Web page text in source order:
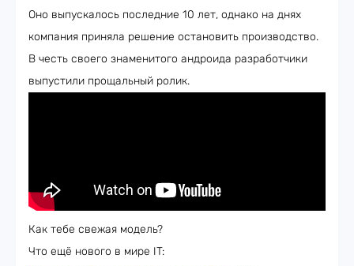
Оно выпускалось последние 10 лет, однако на днях
компания приняла решение остановить производство.
В честь своего знаменитого андроида разработчики
выпустили прощальный ролик.
Как тебе свежая модель?
Что ещё нового в мире IT: